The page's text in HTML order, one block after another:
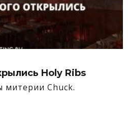
Holy Ribs
митерии Chuck.